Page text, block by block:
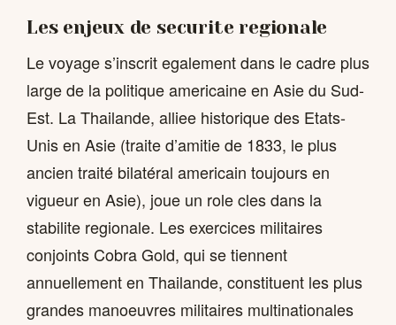
Les enjeux de securite regionale
Le voyage s’inscrit egalement dans le cadre plus
large de la politique americaine en Asie du Sud-
Est. La Thailande, alliee historique des Etats-
Unis en Asie (traite d’amitie de 1833, le plus
ancien traité bilatéral americain toujours en
vigueur en Asie), joue un role cles dans la
stabilite regionale. Les exercices militaires
conjoints Cobra Gold, qui se tiennent
annuellement en Thailande, constituent les plus
grandes manoeuvres militaires multinationales